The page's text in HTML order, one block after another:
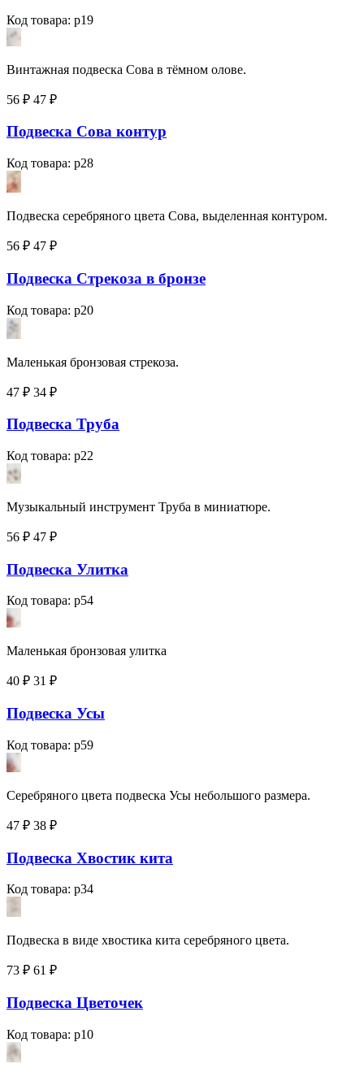
Код товара: p19
Винтажная подвеска Сова в тёмном олове.
56 ₽ 47 ₽
Подвеска Сова контур
Код товара: p28
Подвеска серебряного цвета Сова, выделенная контуром.
56 ₽ 47 ₽
Подвеска Стрекоза в бронзе
Код товара: p20
Маленькая бронзовая стрекоза.
47 ₽ 34 ₽
Подвеска Труба
Код товара: p22
Музыкальный инструмент Труба в миниатюре.
56 ₽ 47 ₽
Подвеска Улитка
Код товара: p54
Маленькая бронзовая улитка
40 ₽ 31 ₽
Подвеска Усы
Код товара: p59
Серебряного цвета подвеска Усы небольшого размера.
47 ₽ 38 ₽
Подвеска Хвостик кита
Код товара: p34
Подвеска в виде хвостика кита серебряного цвета.
73 ₽ 61 ₽
Подвеска Цветочек
Код товара: p10